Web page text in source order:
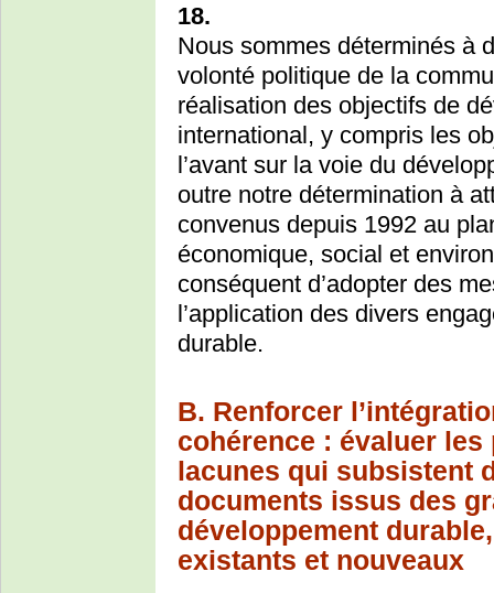
18.
Nous sommes déterminés à
volonté politique de la
réalisation des objectifs de
international, y compris les
l’avant sur la voie du
outre notre détermination à
convenus depuis 1992 au
économique, social et
conséquent d’adopter des
l’application des divers
durable.
B. Renforcer
cohérence : évaluer
lacunes qui subsistent
documents issus des
développement
existants et nouveaux